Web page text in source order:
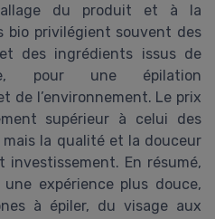
du produit et à la
bio privilégient souvent des
des ingrédients issus de
pour une épilation
de l’environnement. Le prix
supérieur à celui des
la qualité et la douceur
En résumé,
expérience plus douce,
à épiler, du visage aux